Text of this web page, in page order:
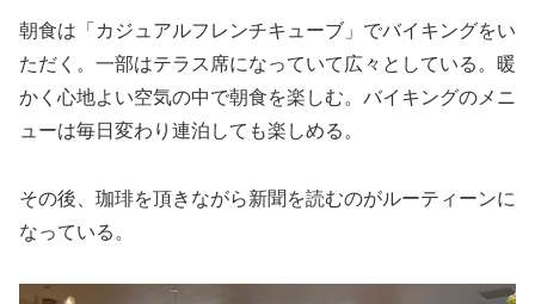
朝食は「カジュアルフレンチキューブ」でバイキングをい
ただく。一部はテラス席になっていて広々としている。暖
かく心地よい空気の中で朝食を楽しむ。バイキングのメニ
ューは毎日変わり連泊しても楽しめる。
その後、珈琲を頂きながら新聞を読むのがルーティーンに
なっている。